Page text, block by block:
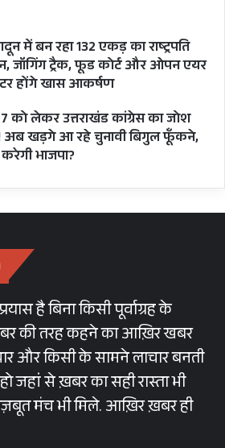
में बन रहा 132 एकड़ का राष्ट्रपति
जॉगिंग ट्रैक, फूड कोर्ट और ओपन एयर
होंगे खास आकर्षण
को लेकर उत्तराखंड कांग्रेस का जोश
अब खड़गे आ रहे चुनावी बिगुल फूँकने,
भाजपा?
है बिना किसी पूर्वाग्रह के
की तरह कहने का आख़िर खबर
और किसी के सामने लाचार बनती
जहां से ख़बर का सही रास्ता भी
मंच भी मिले. आख़िर ख़बर ही